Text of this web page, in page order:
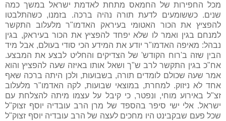
מכל החפירות של החמאס מתחת לאדמת ישראל במשך כמה
שנים. כששומעים לדעת תורה נהיה ברכה. בזמנו, כשהתלבטו
להפציץ את הכור האטומי בעיראק האדמו"ר מלעלוב התקשר
למנחם בגין ואמר לו שלא יפחד להפציץ את הכור בעיראק, בגין
נבהל: מאיפה האדמו"ר יודע את המידע הכי סודי בעולם, אבל מיד
הבין שזה ב'רוח הקודש' של הצדיקים והחליט לבצע את המבצע.
אח"כ בגין התקשר לרב ש"ך ושאל אותו באיזה שעה להפציץ והוא
אמר שעה שכולם לומדים תורה, בשבועות, ולכן היתה ברכה שאף
אחד לא ניזוק. למחרת, במוצאי שבועות, לקה האדמו"ר מלעלוב
זצ"ל באירוע מוחי, ונפטר, כי קיבל על עצמו מיתה להצלחת עם
ישראל. אלי ישי סיפר בהספד של מרן הרב עובדיה יוסף זצוק"ל
שכל פעם שבקבינט היו מחכים לעצה של הרב עובדיה יוסף זצוק"ל